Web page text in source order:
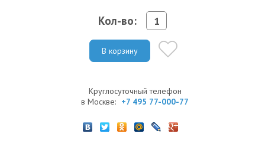
Кол-во:
В корзину
Круглосуточный телефон
в Москве: +7 495 77-000-77